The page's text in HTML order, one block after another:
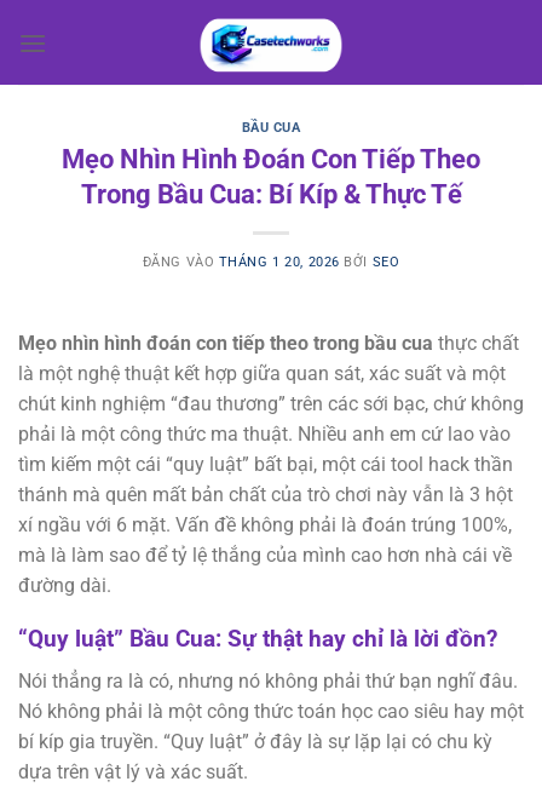
qua
BẦU CUA
Mẹo Nhìn Hình Đoán Con Tiếp Theo
Trong Bầu Cua: Bí Kíp & Thực Tế
ĐĂNG VÀO THÁNG 1 20, 2026 BỞI SEO
Mẹo nhìn hình đoán con tiếp theo trong bầu cua thực chất
là một nghệ thuật kết hợp giữa quan sát, xác suất và một
chút kinh nghiệm “đau thương” trên các sới bạc, chứ không
phải là một công thức ma thuật. Nhiều anh em cứ lao vào
tìm kiếm một cái “quy luật” bất bại, một cái tool hack thần
thánh mà quên mất bản chất của trò chơi này vẫn là 3 hột
xí ngầu với 6 mặt. Vấn đề không phải là đoán trúng 100%,
mà là làm sao để tỷ lệ thắng của mình cao hơn nhà cái về
đường dài.
“Quy luật” Bầu Cua: Sự thật hay chỉ là lời đồn?
Nói thẳng ra là có, nhưng nó không phải thứ bạn nghĩ đâu.
Nó không phải là một công thức toán học cao siêu hay một
bí kíp gia truyền. “Quy luật” ở đây là sự lặp lại có chu kỳ
dựa trên vật lý và xác suất.